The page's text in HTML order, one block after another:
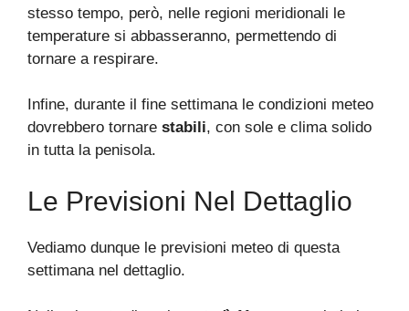
stesso tempo, però, nelle regioni meridionali le
temperature si abbasseranno, permettendo di
tornare a respirare.
Infine, durante il fine settimana le condizioni meteo
dovrebbero tornare stabili, con sole e clima solido
in tutta la penisola.
Le Previsioni Nel Dettaglio
Vediamo dunque le previsioni meteo di questa
settimana nel dettaglio.